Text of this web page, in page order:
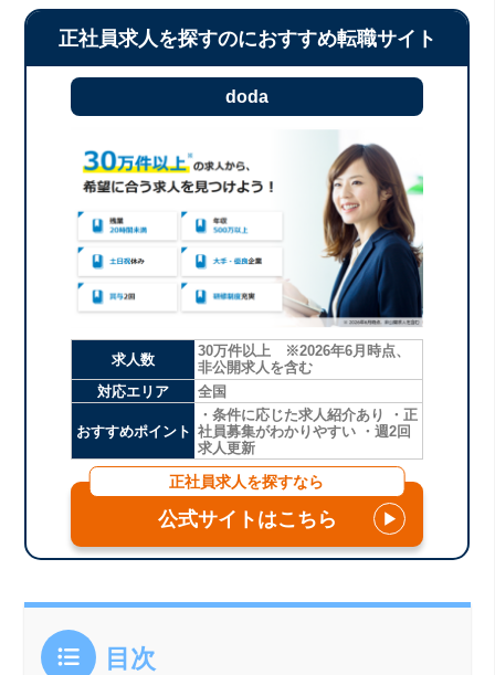
正社員求人を探すのにおすすめ転職サイト
doda
求人数
30万件以上 ※2026年6月時点、
非公開求人を含む
対応エリア
全国
おすすめポイント
・条件に応じた求人紹介あり ・正
社員募集がわかりやすい ・週2回
求人更新
正社員求人を探すなら
公式サイトはこちら ▶
目次